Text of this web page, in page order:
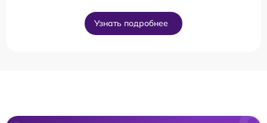
Узнать подробнее